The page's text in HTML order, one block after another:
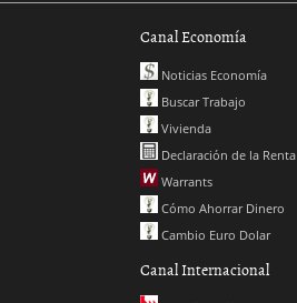
Canal Economía
Noticias Economía
Buscar Trabajo
Vivienda
Declaración de la Renta
Warrants
Cómo Ahorrar Dinero
Cambio Euro Dolar
Canal Internacional